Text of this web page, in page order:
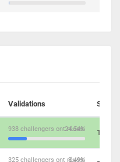
Validations
24.54%
938 challengers ont réussi 14
8.49%
325 challengers ont réussi